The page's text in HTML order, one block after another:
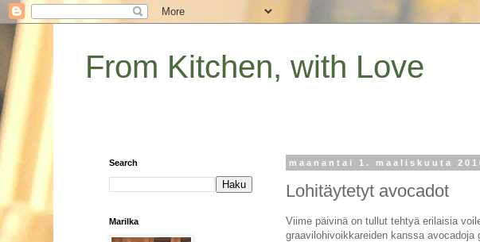
From Kitchen, with Love
maanantai 1. maaliskuuta
Lohitäytetyt avocadot
Viime päivinä on tullut tehtyä erilaisia
graavilohivoikkareiden kanssa avocadoja
Search
Marilka